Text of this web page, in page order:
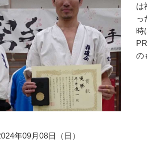
年09月08日（日）
は
っ
時
の